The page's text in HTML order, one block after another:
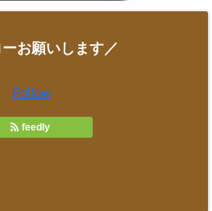
お願いします／
Follow
feedly